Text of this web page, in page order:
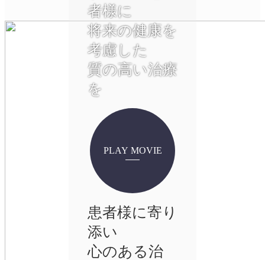
者様に
将来の健康を
考慮した
質の高い治療
を
PLAY MOVIE
患者様に寄り
添い
心のある治